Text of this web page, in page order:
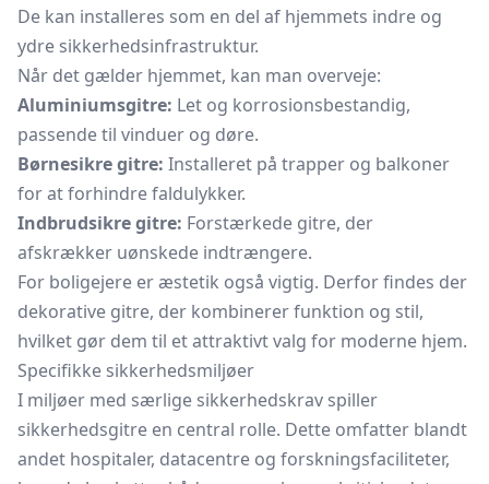
De kan installeres som en del af hjemmets indre og
ydre sikkerhedsinfrastruktur.
Når det gælder hjemmet, kan man overveje:
Aluminiumsgitre: Let og korrosionsbestandig,
passende til vinduer og døre.
Børnesikre gitre: Installeret på trapper og balkoner
for at forhindre faldulykker.
Indbrudsikre gitre: Forstærkede gitre, der
afskrækker uønskede indtrængere.
For boligejere er æstetik også vigtig. Derfor findes der
dekorative gitre, der kombinerer funktion og stil,
hvilket gør dem til et attraktivt valg for moderne hjem.
Specifikke sikkerhedsmiljøer
I miljøer med særlige sikkerhedskrav spiller
sikkerhedsgitre en central rolle. Dette omfatter blandt
andet hospitaler, datacentre og forskningsfaciliteter,